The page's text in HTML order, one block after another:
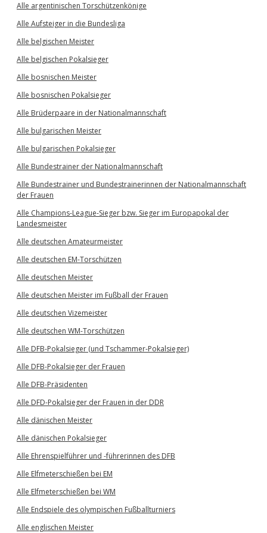
Alle argentinischen Torschützenkönige
Alle Aufsteiger in die Bundesliga
Alle belgischen Meister
Alle belgischen Pokalsieger
Alle bosnischen Meister
Alle bosnischen Pokalsieger
Alle Brüderpaare in der Nationalmannschaft
Alle bulgarischen Meister
Alle bulgarischen Pokalsieger
Alle Bundestrainer der Nationalmannschaft
Alle Bundestrainer und Bundestrainerinnen der Nationalmannschaft
der Frauen
Alle Champions-League-Sieger bzw. Sieger im Europapokal der
Landesmeister
Alle deutschen Amateurmeister
Alle deutschen EM-Torschützen
Alle deutschen Meister
Alle deutschen Meister im Fußball der Frauen
Alle deutschen Vizemeister
Alle deutschen WM-Torschützen
Alle DFB-Pokalsieger (und Tschammer-Pokalsieger)
Alle DFB-Pokalsieger der Frauen
Alle DFB-Präsidenten
Alle DFD-Pokalsieger der Frauen in der DDR
Alle dänischen Meister
Alle dänischen Pokalsieger
Alle Ehrenspielführer und -führerinnen des DFB
Alle Elfmeterschießen bei EM
Alle Elfmeterschießen bei WM
Alle Endspiele des olympischen Fußballturniers
Alle englischen Meister